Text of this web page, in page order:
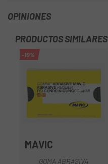
OPINIONES
PRODUCTOS SIMILARES
-10%
MAVIC
GOMA ABRASIVA